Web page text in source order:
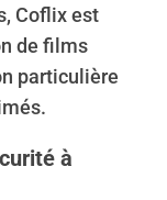
Coflix est
de films
particulière
à